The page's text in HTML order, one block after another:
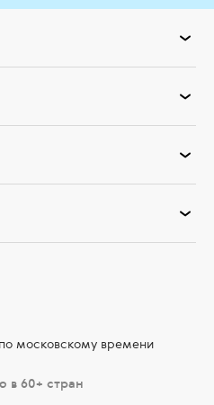
московскому времени
в 60+ стран